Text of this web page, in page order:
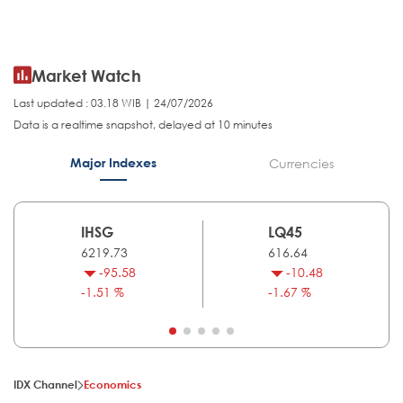
Market Watch
Last updated : 03.18 WIB | 24/07/2026
Data is a realtime snapshot, delayed at 10 minutes
Major Indexes Currencies
IHSG
6219.73
-95.58
-1.51 %
LQ45
616.64
-10.48
-1.67 %
IDX Channel Economics